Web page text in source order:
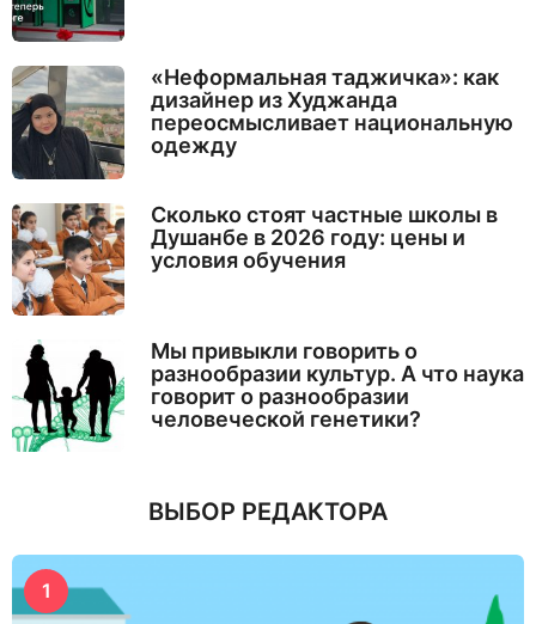
«Неформальная таджичка»: как
дизайнер из Худжанда
переосмысливает национальную
одежду
Сколько стоят частные школы в
Душанбе в 2026 году: цены и
условия обучения
Мы привыкли говорить о
разнообразии культур. А что наука
говорит о разнообразии
человеческой генетики?
ВЫБОР РЕДАКТОРА
1